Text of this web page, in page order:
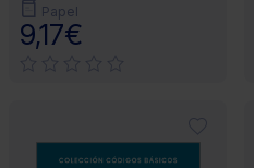
Papel
9,17€